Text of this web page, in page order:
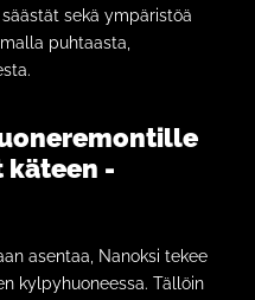
sekä ympäristöä
puhtaasta,
käteen -
asentaa, Nanoksi tekee
kylpyhuoneessa. Tällöin